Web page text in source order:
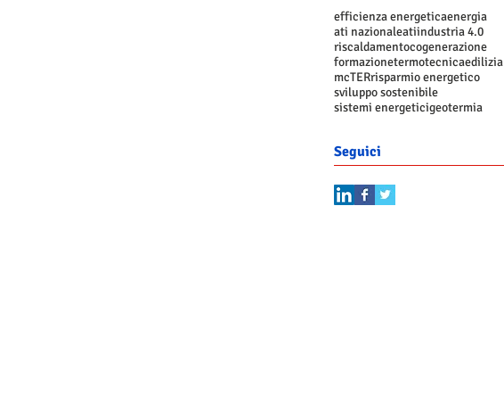
efficienza energeticaenergia
ati nazionaleatiindustria 4.0
riscaldamentocogenerazione
formazionetermotecnicaedilizia
mcTERrisparmio energetico
sviluppo sostenibile
sistemi energeticigeotermia
Seguici